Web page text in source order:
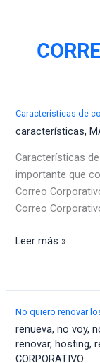
contenido
Características de
características,
Características
importante que
Correo
Correo
Características
corporativo
de
MI.COM.CO
Leer más »
No quiero renovar
renueva,no voy,
renovar,hosting,
CORPORATIVO